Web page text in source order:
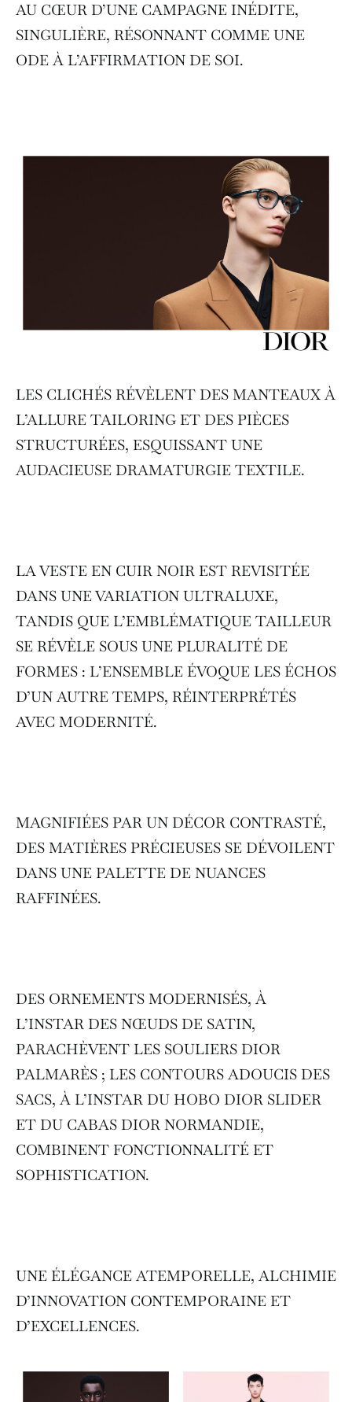
AU CŒUR D’UNE CAMPAGNE INÉDITE,
SINGULIÈRE, RÉSONNANT COMME UNE
ODE À L’AFFIRMATION DE SOI.
LES CLICHÉS RÉVÈLENT DES MANTEAUX À
L’ALLURE TAILORING ET DES PIÈCES
STRUCTURÉES, ESQUISSANT UNE
AUDACIEUSE DRAMATURGIE TEXTILE.
LA VESTE EN CUIR NOIR EST REVISITÉE
DANS UNE VARIATION ULTRALUXE,
TANDIS QUE L’EMBLÉMATIQUE TAILLEUR
SE RÉVÈLE SOUS UNE PLURALITÉ DE
FORMES : L’ENSEMBLE ÉVOQUE LES ÉCHOS
D’UN AUTRE TEMPS, RÉINTERPRÉTÉS
AVEC MODERNITÉ.
MAGNIFIÉES PAR UN DÉCOR CONTRASTÉ,
DES MATIÈRES PRÉCIEUSES SE DÉVOILENT
DANS UNE PALETTE DE NUANCES
RAFFINÉES.
DES ORNEMENTS MODERNISÉS, À
L’INSTAR DES NŒUDS DE SATIN,
PARACHÈVENT LES SOULIERS DIOR
PALMARÈS ; LES CONTOURS ADOUCIS DES
SACS, À L’INSTAR DU HOBO DIOR SLIDER
ET DU CABAS DIOR NORMANDIE,
COMBINENT FONCTIONNALITÉ ET
SOPHISTICATION.
UNE ÉLÉGANCE ATEMPORELLE, ALCHIMIE
D’INNOVATION CONTEMPORAINE ET
D’EXCELLENCES.